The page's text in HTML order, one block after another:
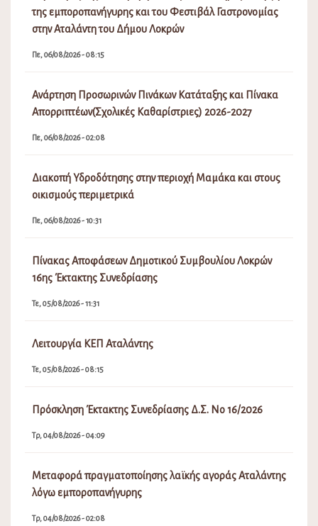
της εμποροπανήγυρης και του Φεστιβάλ Γαστρονομίας
στην Αταλάντη του Δήμου Λοκρών
Πε, 06/08/2026 - 08:15
Ανάρτηση Προσωρινών Πινάκων Κατάταξης και Πίνακα
Απορριπτέων(Σχολικές Καθαρίστριες) 2026-2027
Πε, 06/08/2026 - 02:08
Διακοπή Υδροδότησης στην περιοχή Μαμάκα και στους
οικισμούς περιμετρικά
Πε, 06/08/2026 - 10:31
Πίνακας Αποφάσεων Δημοτικού Συμβουλίου Λοκρών
16ης Έκτακτης Συνεδρίασης
Τε, 05/08/2026 - 11:31
Λειτουργία ΚΕΠ Αταλάντης
Τε, 05/08/2026 - 08:15
Πρόσκληση Έκτακτης Συνεδρίασης Δ.Σ. Νο 16/2026
Τρ, 04/08/2026 - 04:09
Μεταφορά πραγματοποίησης λαϊκής αγοράς Αταλάντης
λόγω εμποροπανήγυρης
Τρ, 04/08/2026 - 02:08